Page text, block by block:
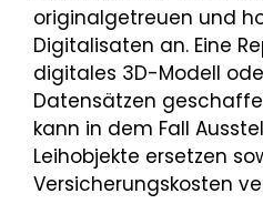
originalgetreuen und
Digitalisaten an. Eine
digitales 3D-Modell
Datensätzen
kann in dem Fall
Leihobjekte ersetzen
Versicherungskosten